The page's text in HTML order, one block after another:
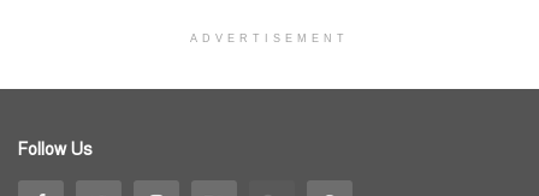
ADVERTISEMENT
Follow Us